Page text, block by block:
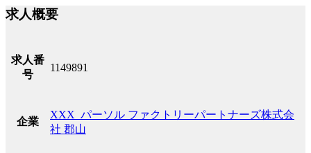
求人概要
求人番
号
1149891
企業
XXX_パーソル ファクトリーパートナーズ株式会
社 郡山